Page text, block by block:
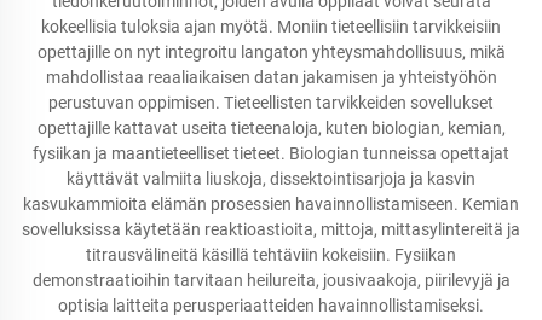
kokeellisia tuloksia ajan myötä. Moniin tieteellisiin tarvikkeisiin
opettajille on nyt integroitu langaton yhteysmahdollisuus, mikä
mahdollistaa reaaliaikaisen datan jakamisen ja yhteistyöhön
perustuvan oppimisen. Tieteellisten tarvikkeiden sovellukset
opettajille kattavat useita tieteenaloja, kuten biologian, kemian,
fysiikan ja maantieteelliset tieteet. Biologian tunneissa opettajat
käyttävät valmiita liuskoja, dissektointisarjoja ja kasvin
kasvukammioita elämän prosessien havainnollistamiseen. Kemian
sovelluksissa käytetään reaktioastioita, mittoja, mittasylintereitä ja
titrausvälineitä käsillä tehtäviin kokeisiin. Fysiikan
demonstraatioihin tarvitaan heilureita, jousivaakoja, piirilevyjä ja
optisia laitteita perusperiaatteiden havainnollistamiseksi.